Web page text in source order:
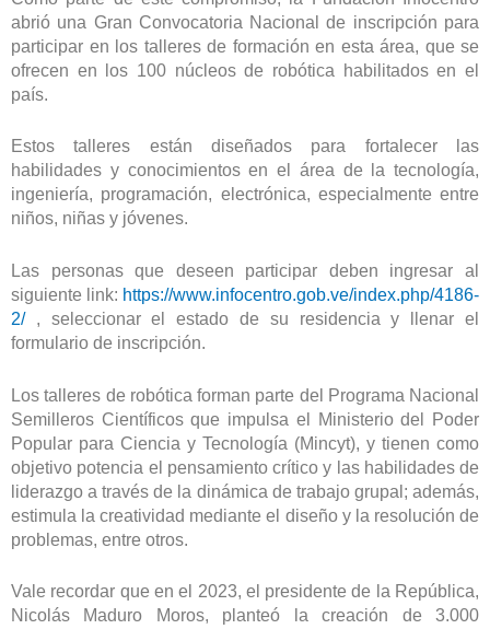
abrió una Gran Convocatoria Nacional de inscripción para
participar en los talleres de formación en esta área, que se
ofrecen en los 100 núcleos de robótica habilitados en el
país.
Estos talleres están diseñados para fortalecer las
habilidades y conocimientos en el área de la tecnología,
ingeniería, programación, electrónica, especialmente entre
niños, niñas y jóvenes.
Las personas que deseen participar deben ingresar al
siguiente link: https://www.infocentro.gob.ve/index.php/4186-
2/, seleccionar el estado de su residencia y llenar el
formulario de inscripción.
Los talleres de robótica forman parte del Programa Nacional
Semilleros Científicos que impulsa el Ministerio del Poder
Popular para Ciencia y Tecnología (Mincyt), y tienen como
objetivo potencia el pensamiento crítico y las habilidades de
liderazgo a través de la dinámica de trabajo grupal; además,
estimula la creatividad mediante el diseño y la resolución de
problemas, entre otros.
Vale recordar que en el 2023, el presidente de la República,
Nicolás Maduro Moros, planteó la creación de 3.000